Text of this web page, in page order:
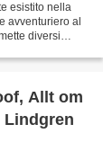
esistito nella
avventuriero al
diversi
Allt om
Lindgren